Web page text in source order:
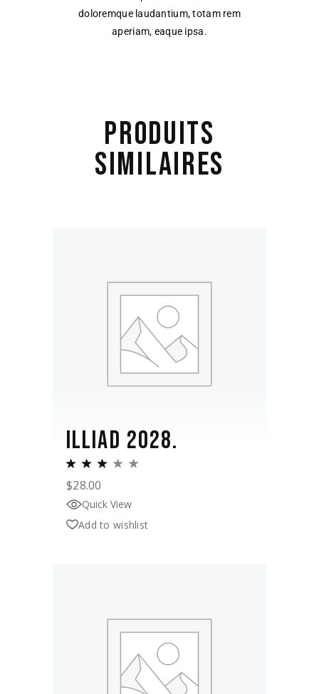
doloremque laudantium, totam rem
aperiam, eaque ipsa.
PRODUITS
SIMILAIRES
ILLIAD 2028.
$28.00
Quick View
Add to wishlist